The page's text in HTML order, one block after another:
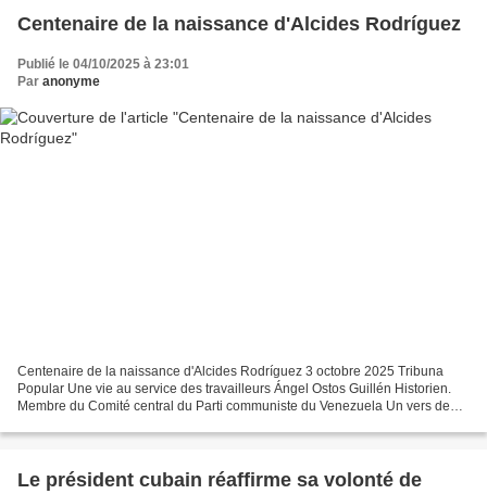
Centenaire de la naissance d'Alcides Rodríguez
Publié le 04/10/2025 à 23:01
Par anonyme
Centenaire de la naissance d'Alcides Rodríguez 3 octobre 2025 Tribuna
Popular Une vie au service des travailleurs Ángel Ostos Guillén Historien.
Membre du Comité central du Parti communiste du Venezuela Un vers de
Le président cubain réaffirme sa volonté de